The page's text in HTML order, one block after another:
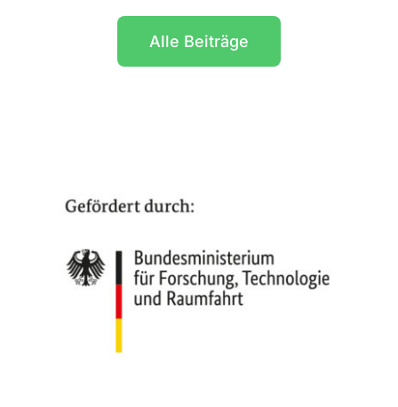
Alle Beiträge